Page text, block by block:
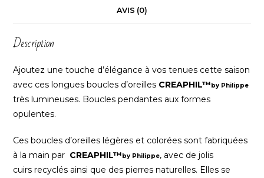
AVIS (0)
Description
Ajoutez une touche d’élégance à vos tenues cette saison
avec ces longues boucles d’oreilles CREAPHIL™ by Philippe
très lumineuses. Boucles pendantes aux formes
opulentes.
Ces boucles d’oreilles légères et colorées sont fabriquées
à la main par CREAPHIL™ by Philippe, avec de jolis
cuirs recyclés ainsi que des pierres naturelles. Elles se